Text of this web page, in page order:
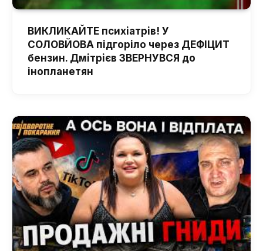
ВИКЛИКАЙТЕ психіатрів! У
СОЛОВЙОВА підгоріло через ДЕФІЦИТ
бензин. Дмітрієв ЗВЕРНУВСЯ до
інопланетян